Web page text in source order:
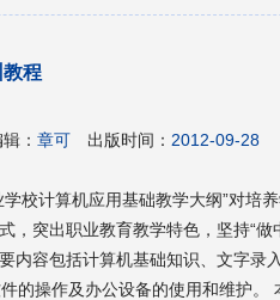
程
辑：章可 出版时间： 2012-09-28
学校计算机应用基础教学大纲”对培
，突出职业教育教学特色，坚持“
内容包括计算机基础知识、文字录
的操作及办公设备的使用和维护。